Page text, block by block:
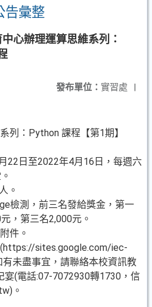
告彙整
心辦理運算思維系列：
發布單位： 實習處 |
列：Python 課程【第1期】
22日至2022年4月16日，每週六
。
檢測，前三名發給獎金，第一
，第三名2,000元。
件。
sites.google.com/iec-
未盡事宜，請聯絡本校資訊教
(電話:07-7072930轉1730，信
。